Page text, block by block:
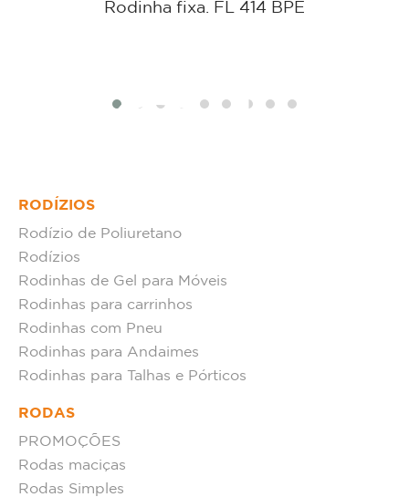
Rodinha fixa. FL 414 BPE
RODÍZIOS
Rodízio de Poliuretano
Rodízios
Rodinhas de Gel para Móveis
Rodinhas para carrinhos
Rodinhas com Pneu
Rodinhas para Andaimes
Rodinhas para Talhas e Pórticos
RODAS
PROMOÇÕES
Rodas maciças
Rodas Simples